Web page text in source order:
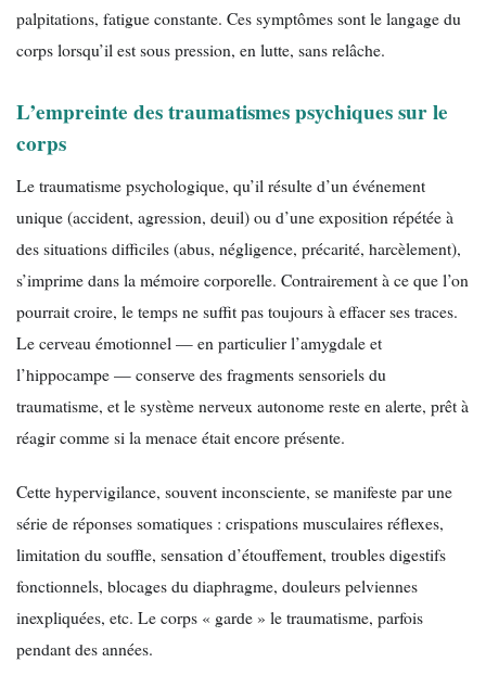
palpitations, fatigue constante. Ces symptômes sont le langage du
corps lorsqu’il est sous pression, en lutte, sans relâche.
L’empreinte des traumatismes psychiques sur le
corps
Le traumatisme psychologique, qu’il résulte d’un événement
unique (accident, agression, deuil) ou d’une exposition répétée à
des situations difficiles (abus, négligence, précarité, harcèlement),
s’imprime dans la mémoire corporelle. Contrairement à ce que l’on
pourrait croire, le temps ne suffit pas toujours à effacer ses traces.
Le cerveau émotionnel — en particulier l’amygdale et
l’hippocampe — conserve des fragments sensoriels du
traumatisme, et le système nerveux autonome reste en alerte, prêt à
réagir comme si la menace était encore présente.
Cette hypervigilance, souvent inconsciente, se manifeste par une
série de réponses somatiques : crispations musculaires réflexes,
limitation du souffle, sensation d’étouffement, troubles digestifs
fonctionnels, blocages du diaphragme, douleurs pelviennes
inexpliquées, etc. Le corps « garde » le traumatisme, parfois
pendant des années.